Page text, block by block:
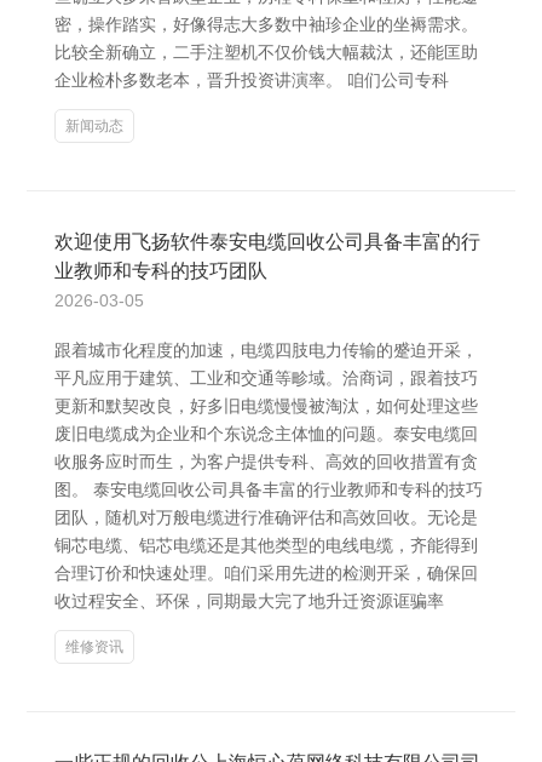
密，操作踏实，好像得志大多数中袖珍企业的坐褥需求。
比较全新确立，二手注塑机不仅价钱大幅裁汰，还能匡助
企业检朴多数老本，晋升投资讲演率。 咱们公司专科
新闻动态
欢迎使用飞扬软件泰安电缆回收公司具备丰富的行
业教师和专科的技巧团队
2026-03-05
跟着城市化程度的加速，电缆四肢电力传输的蹙迫开采，
平凡应用于建筑、工业和交通等畛域。洽商词，跟着技巧
更新和默契改良，好多旧电缆慢慢被淘汰，如何处理这些
废旧电缆成为企业和个东说念主体恤的问题。泰安电缆回
收服务应时而生，为客户提供专科、高效的回收措置有贪
图。 泰安电缆回收公司具备丰富的行业教师和专科的技巧
团队，随机对万般电缆进行准确评估和高效回收。无论是
铜芯电缆、铝芯电缆还是其他类型的电线电缆，齐能得到
合理订价和快速处理。咱们采用先进的检测开采，确保回
收过程安全、环保，同期最大完了地升迁资源诓骗率
维修资讯